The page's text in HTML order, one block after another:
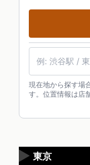
現在地から探す場
す。位置情報は店
東京
▶